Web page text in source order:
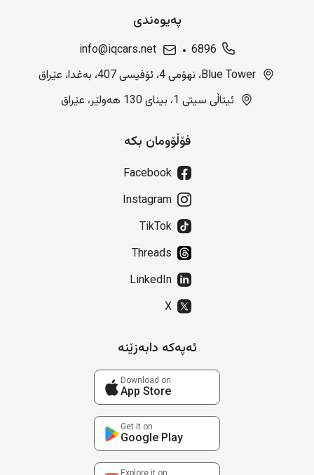
پەیوەندی
6896
info@iqcars.net
Blue Tower، نهۆمی 4، ئۆفیسی 407، بەغدا، عێراق
ئیتاڵی سیتی 1، بینای 130 هەولێر، عێراق
فۆڵۆومان بکە
Facebook
Instagram
TikTok
Threads
LinkedIn
X
ئەپەکە دابەزێنە
Download on
App Store
Get it on
Google Play